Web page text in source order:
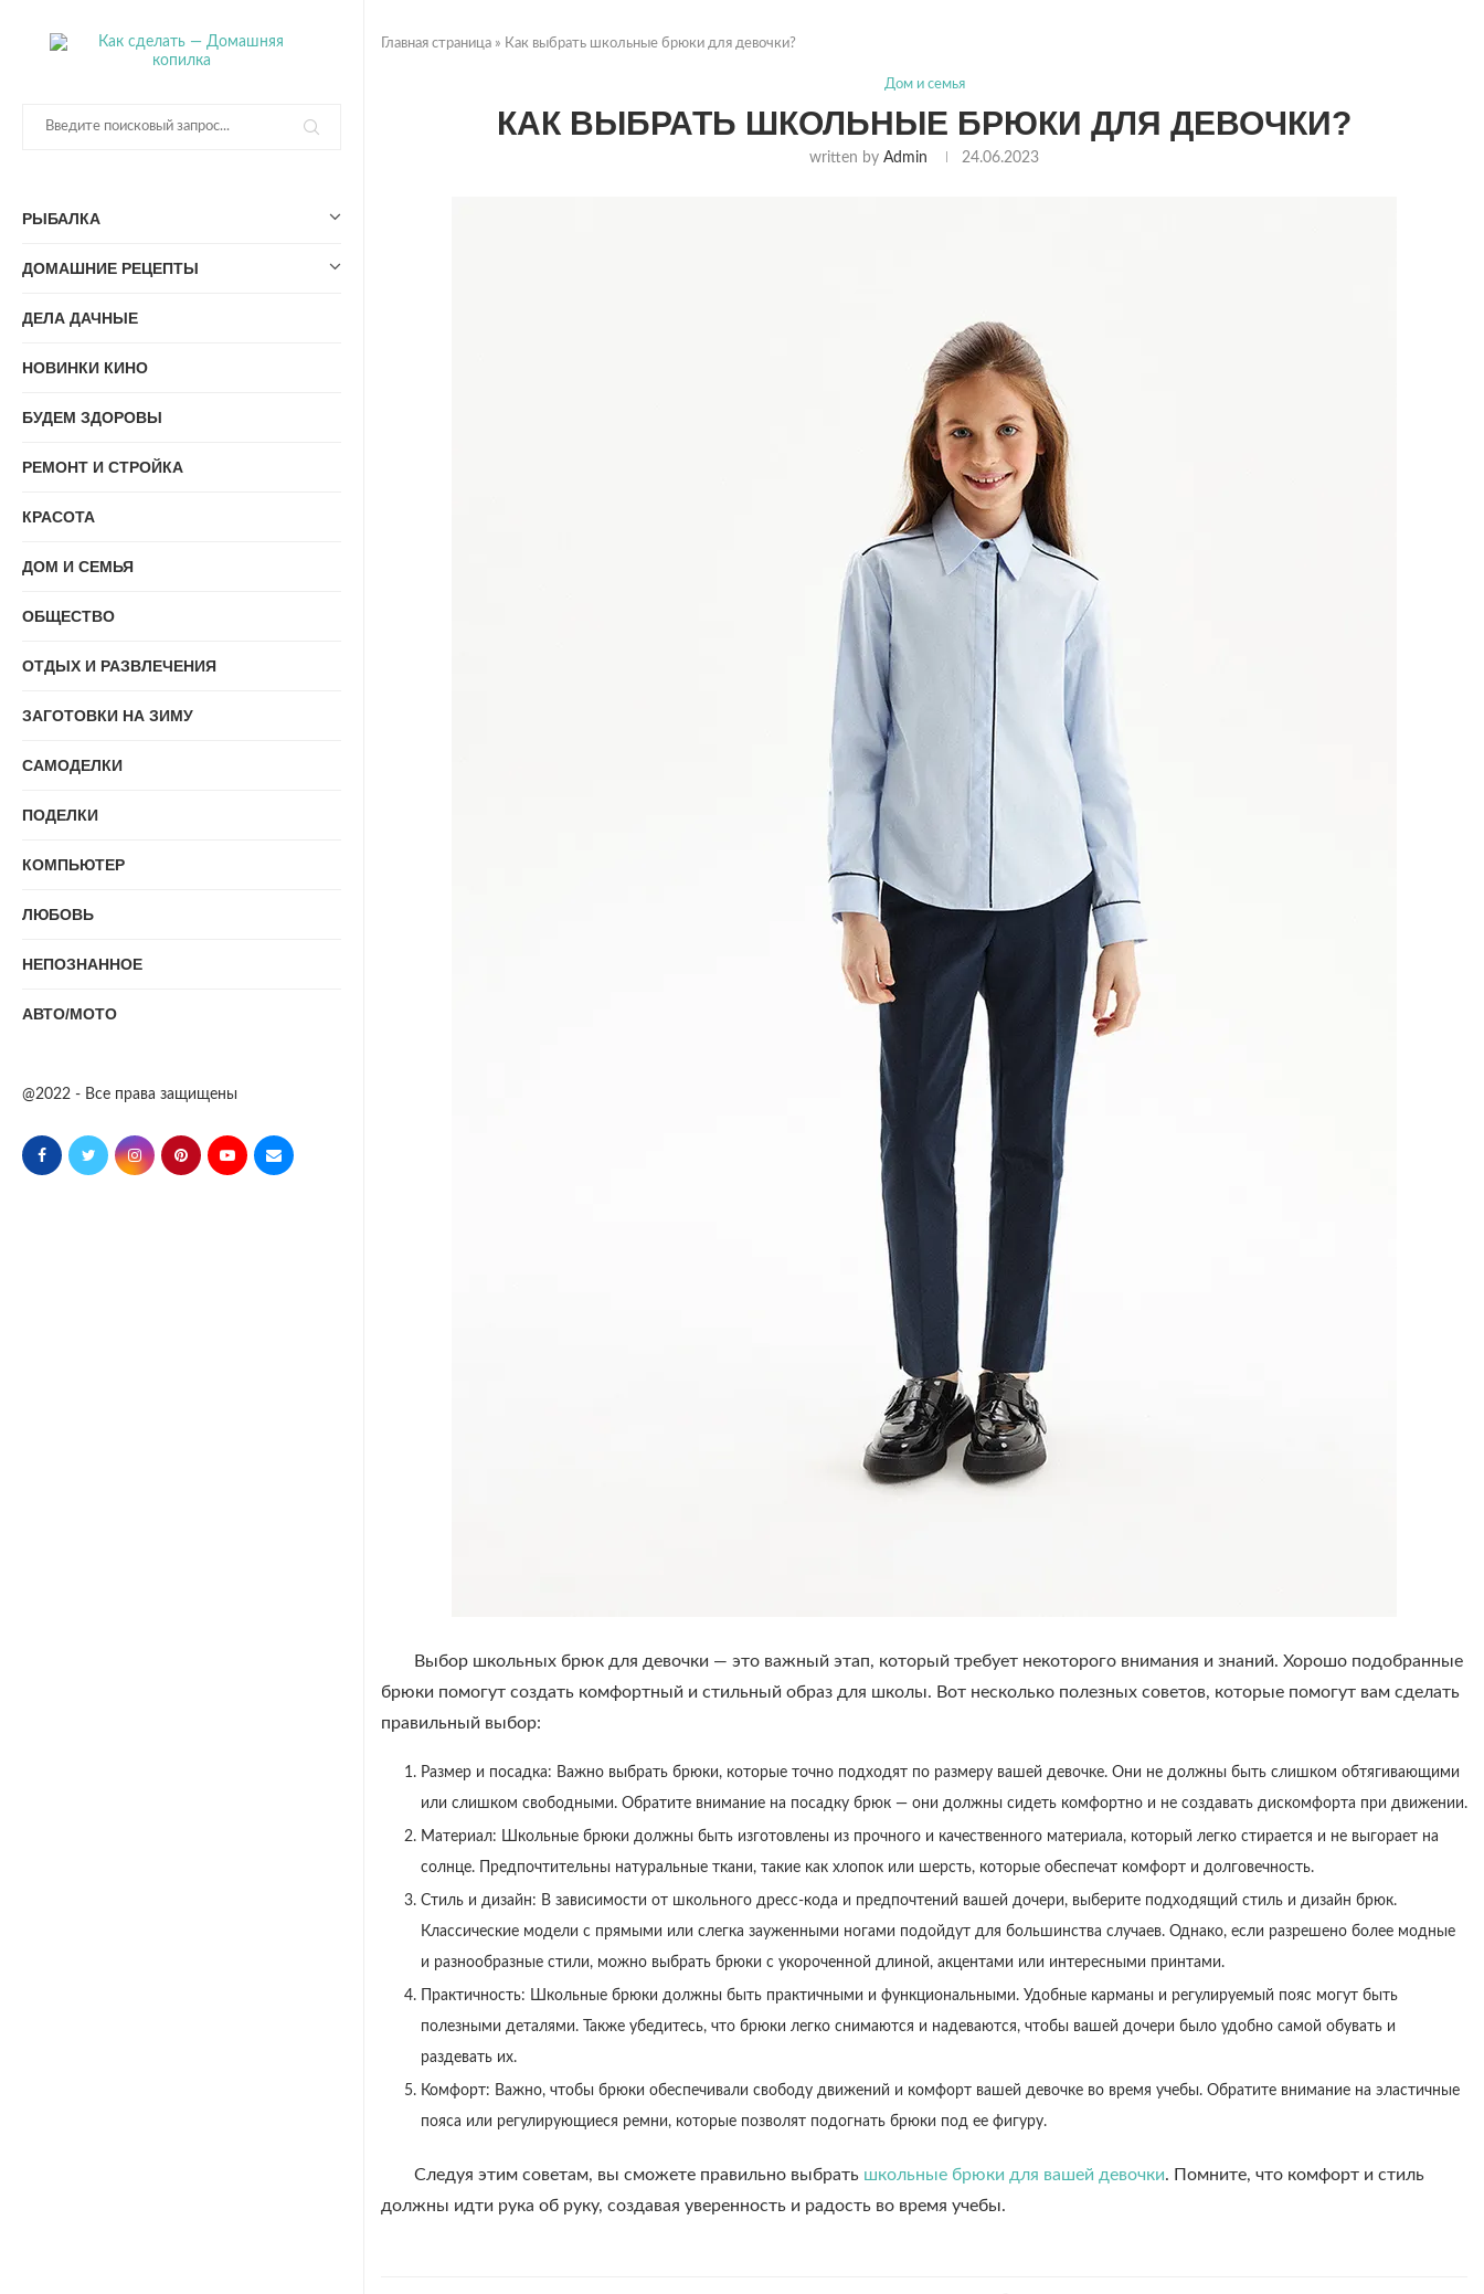
РЫБАЛКА
ДОМАШНИЕ РЕЦЕПТЫ
ДЕЛА ДАЧНЫЕ
НОВИНКИ КИНО
БУДЕМ ЗДОРОВЫ
РЕМОНТ И СТРОЙКА
КРАСОТА
ДОМ И СЕМЬЯ
ОБЩЕСТВО
ОТДЫХ И РАЗВЛЕЧЕНИЯ
ЗАГОТОВКИ НА ЗИМУ
САМОДЕЛКИ
ПОДЕЛКИ
КОМПЬЮТЕР
ЛЮБОВЬ
НЕПОЗНАННОЕ
АВТО/МОТО
@2022 - Все права защищены
Главная страница » Как выбрать школьные брюки для девочки?
Дом и семья
КАК ВЫБРАТЬ ШКОЛЬНЫЕ БРЮКИ ДЛЯ ДЕВОЧКИ?
written by Admin 24.06.2023
Выбор школьных брюк для девочки — это важный этап, который требует некоторого внимания и знаний. Хорошо подобранные
брюки помогут создать комфортный и стильный образ для школы. Вот несколько полезных советов, которые помогут вам сделать
правильный выбор:
Размер и посадка: Важно выбрать брюки, которые точно подходят по размеру вашей девочке. Они не должны быть слишком обтягивающими
или слишком свободными. Обратите внимание на посадку брюк — они должны сидеть комфортно и не создавать дискомфорта при движении.
Материал: Школьные брюки должны быть изготовлены из прочного и качественного материала, который легко стирается и не выгорает на
солнце. Предпочтительны натуральные ткани, такие как хлопок или шерсть, которые обеспечат комфорт и долговечность.
Стиль и дизайн: В зависимости от школьного дресс-кода и предпочтений вашей дочери, выберите подходящий стиль и дизайн брюк.
Классические модели с прямыми или слегка зауженными ногами подойдут для большинства случаев. Однако, если разрешено более модные
и разнообразные стили, можно выбрать брюки с укороченной длиной, акцентами или интересными принтами.
Практичность: Школьные брюки должны быть практичными и функциональными. Удобные карманы и регулируемый пояс могут быть
полезными деталями. Также убедитесь, что брюки легко снимаются и надеваются, чтобы вашей дочери было удобно самой обувать и
раздевать их.
Комфорт: Важно, чтобы брюки обеспечивали свободу движений и комфорт вашей девочке во время учебы. Обратите внимание на эластичные
пояса или регулирующиеся ремни, которые позволят подогнать брюки под ее фигуру.
Следуя этим советам, вы сможете правильно выбрать школьные брюки для вашей девочки. Помните, что комфорт и стиль
должны идти рука об руку, создавая уверенность и радость во время учебы.